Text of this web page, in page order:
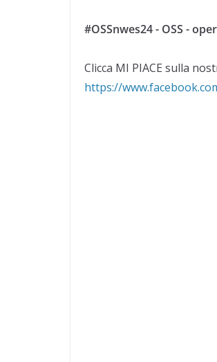
#OSSnwes24 - OSS -
Clicca MI PIACE sulla
https://